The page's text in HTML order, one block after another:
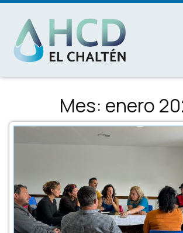
MAIN NAVIGATION
Mes: enero